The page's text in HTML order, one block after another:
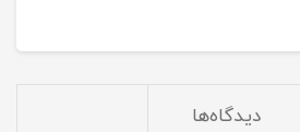
دیدگاه‌ها